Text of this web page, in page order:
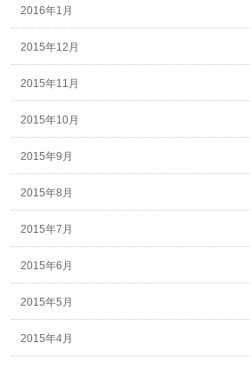
2016年1月
2015年12月
2015年11月
2015年10月
2015年9月
2015年8月
2015年7月
2015年6月
2015年5月
2015年4月